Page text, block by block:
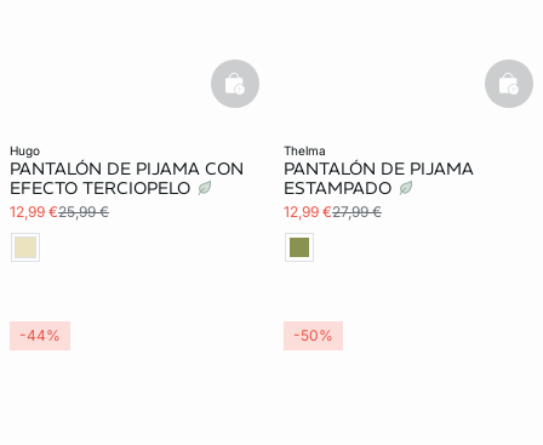
hugo
PANTALÓN DE PIJAMA CON
EFECTO TERCIOPELO
12,99 €25,99 €
basketfull
thelma
PANTALÓN DE PIJAMA
ESTAMPADO
12,99 €27,99 €
-44% -50%